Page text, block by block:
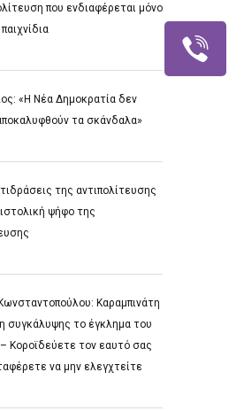
που ενδιαφέρεται μόνο
«Η Νέα Δημοκρατία δεν
τα σκάνδαλα»
της αντιπολίτευσης
ψήφο της
Καραμπινάτη
συγκάλυψης το έγκλημα του
Κοροϊδεύετε τον εαυτό σας
να μην ελεγχτείτε